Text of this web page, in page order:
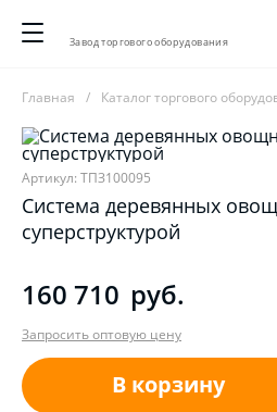
Завод торгового оборудования
Главная Каталог торгового
Артикул: ТПЗ100095
Система деревянных
суперструктурой
160 710 руб.
Запросить оптовую цену
В корзину